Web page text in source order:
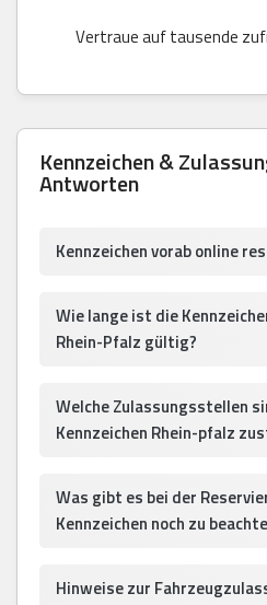
Vertraue auf tausende
Kennzeichen &
Antworten
Kennzeichen vorab online
Wie lange ist die
Rhein-Pfalz gültig?
Welche Zulassungsstellen
Kennzeichen Rhein-pfalz
Was gibt es bei der
Kennzeichen noch zu
Hinweise zur